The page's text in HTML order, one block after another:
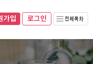
로그인
가입 로그인